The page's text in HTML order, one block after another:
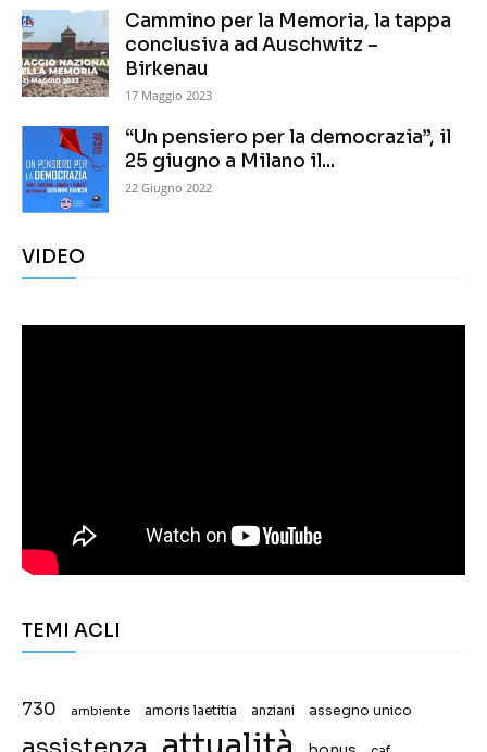
Cammino per la Memoria, la tappa
conclusiva ad Auschwitz –
Birkenau
17 Maggio 2023
“Un pensiero per la democrazia”, il
25 giugno a Milano il...
22 Giugno 2022
VIDEO
TEMI ACLI
730 ambiente amoris laetitia anziani assegno unico